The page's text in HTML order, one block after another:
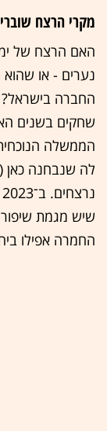
מקרי הרצח
האם הרצח של
נערים - או
החברה
שחקים בשנים
הממשלה
החמרה אפילו ביחס ל־2023: